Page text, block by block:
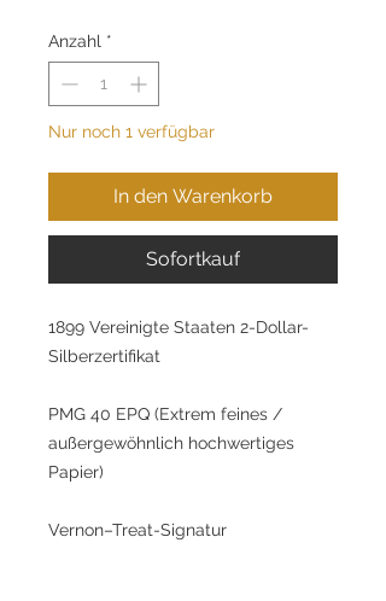
Anzahl *
Nur noch 1 verfügbar
In den Warenkorb
Sofortkauf
1899 Vereinigte Staaten 2-Dollar-
Silberzertifikat
PMG 40 EPQ (Extrem feines /
außergewöhnlich hochwertiges
Papier)
Vernon–Treat-Signatur